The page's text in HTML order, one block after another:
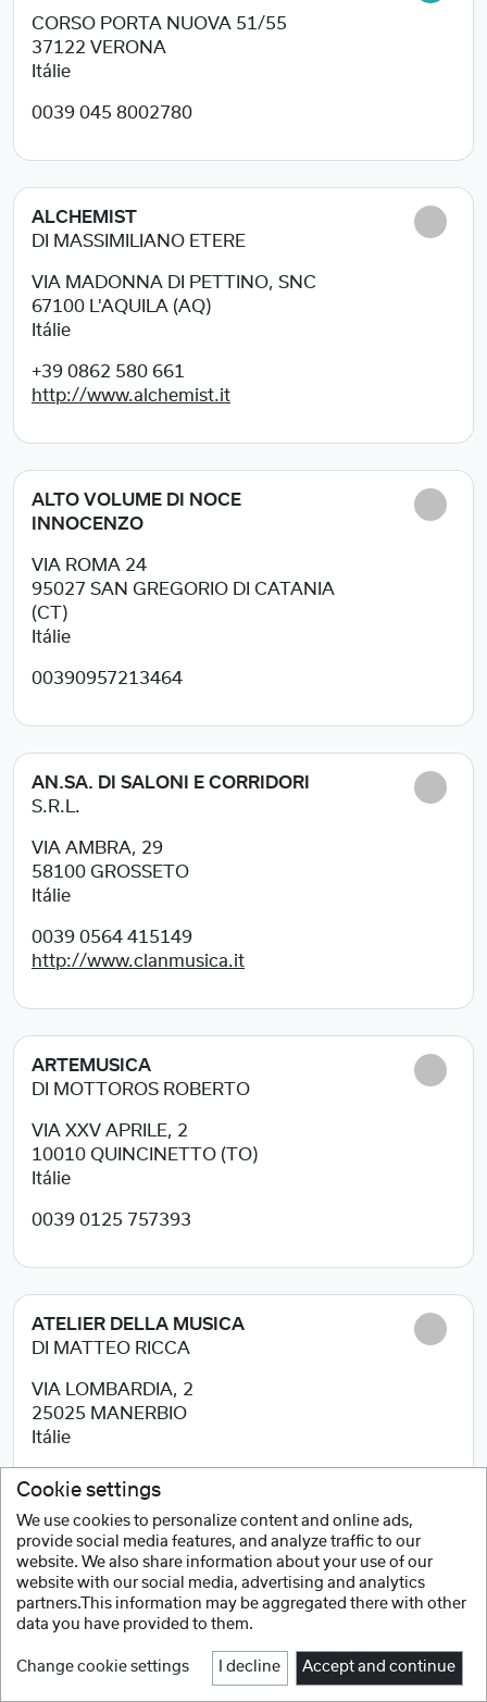
CORSO PORTA NUOVA 51/55
37122 VERONA
Itálie
0039 045 8002780
ALCHEMIST
DI MASSIMILIANO ETERE
VIA MADONNA DI PETTINO, SNC
67100
L'AQUILA (AQ)
Itálie
+39 0862 580 661
http://www.alchemist.it
ALTO VOLUME DI NOCE
INNOCENZO
VIA ROMA 24
95027 SAN GREGORIO DI CATANIA
(CT)
Itálie
00390957213464
AN.SA. DI SALONI E CORRIDORI
S.R.L.
VIA AMBRA, 29
58100 GROSSETO
Itálie
0039 0564 415149
http://www.clanmusica.it
ARTEMUSICA
DI MOTTOROS ROBERTO
VIA XXV APRILE, 2
10010 QUINCINETTO (TO)
Itálie
0039 0125 757393
ATELIER DELLA MUSICA
DI MATTEO RICCA
VIA LOMBARDIA, 2
25025 MANERBIO
Itálie
0309380055
BOMBARDINO
VIA MANDURIA,118
Itálie
Cookie settings
We use cookies to personalize content and online ads,
provide social media features, and analyze traffic to our
website. We also share information about your use of our
website with our social media, advertising and analytics
partners.This information may be aggregated there with other
data you have provided to them.
Change cookie settings I decline Accept and continue